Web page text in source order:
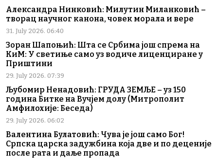
Александра Нинковић: Милутин Миланковић –
творац научног канона, човек морала и вере
31. July 2026. 06:40
Зоран Шапоњић: Шта се Србима још спрема на
КиМ: У светиње само уз водиче лиценциране у
Приштини
29. July 2026. 07:39
Љубомир Ненадовић: ГРУДА ЗЕМЉЕ – уз 150
година Битке на Вучјем долу (Митрополит
Амфилохије: Беседа)
29. July 2026. 06:02
Валентина Булатовић: Чува је још само Бог!
Српска царска задужбина која две и по деценије
после рата и даље пропада